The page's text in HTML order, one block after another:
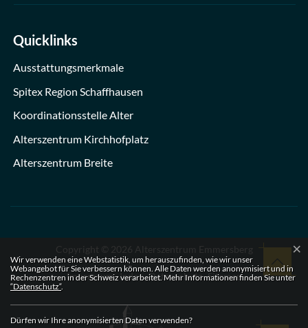
Quicklinks
Ausstattungsmerkmale
Spitex Region Schaffhausen
Koordinationsstelle Alter
Alterszentrum Kirchhofplatz
Alterszentrum Breite
Nach
Copyright © 2026 Alterszentrum Emmersberg
Toolbar Impressum Index Datenschutz Sitemap
Webstatistik
Wir verwenden eine Webstatistik, um herauszufinden, wie wir unser
Webangebot für Sie verbessern können. Alle Daten werden anonymisiert und in
Rechenzentren in der Schweiz verarbeitet. Mehr Informationen finden Sie unter
“Datenschutz“.
Dürfen wir Ihre anonymisierten Daten verwenden?
×